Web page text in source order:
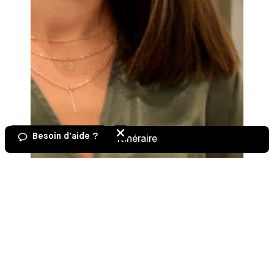
Itinéraire
Besoin d'aide ?